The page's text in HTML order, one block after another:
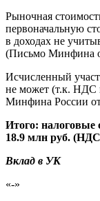
Рыночная
первоначальную
в доходах не
(Письмо Минфина
Исчисленный
не может (т.к. НДС
Минфина России
Итого: налоговые
18.9 млн руб.
Вклад в УК
«-»